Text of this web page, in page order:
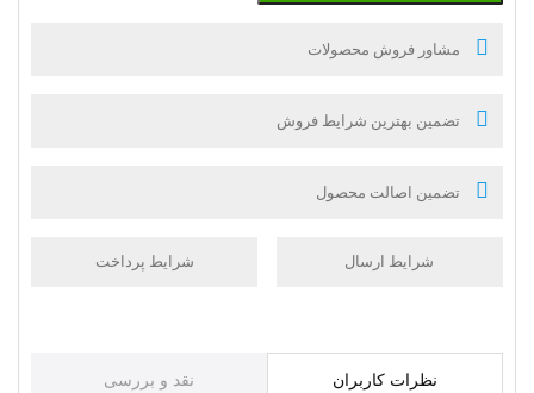
مشاور فروش محصولات
تضمین بهترین شرایط فروش
تضمین اصالت محصول
شرایط ارسال شرایط پرداخت
نظرات کاربران نقد و بررسی